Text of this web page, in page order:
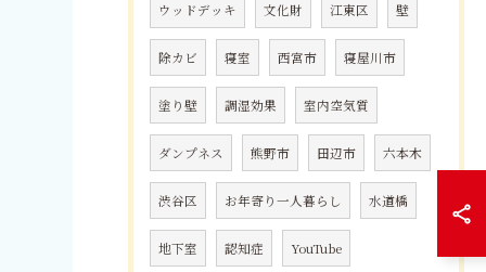
ウッドデッキ 文化財 江東区 壁
除カビ 寝室 西宮市 寝屋川市
塗り壁 調湿効果 室内空気質
ダンプネス 熊野市 田辺市 六本木
渋谷区 お年寄り一人暮らし 水道橋
地下室 認知症 YouTube